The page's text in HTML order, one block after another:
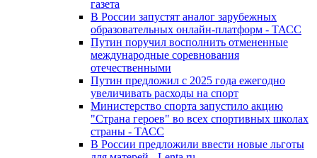
газета
В России запустят аналог зарубежных
образовательных онлайн-платформ - ТАСС
Путин поручил восполнить отмененные
международные соревнования
отечественными
Путин предложил с 2025 года ежегодно
увеличивать расходы на спорт
Министерство спорта запустило акцию
"Страна героев" во всех спортивных школах
страны - ТАСС
В России предложили ввести новые льготы